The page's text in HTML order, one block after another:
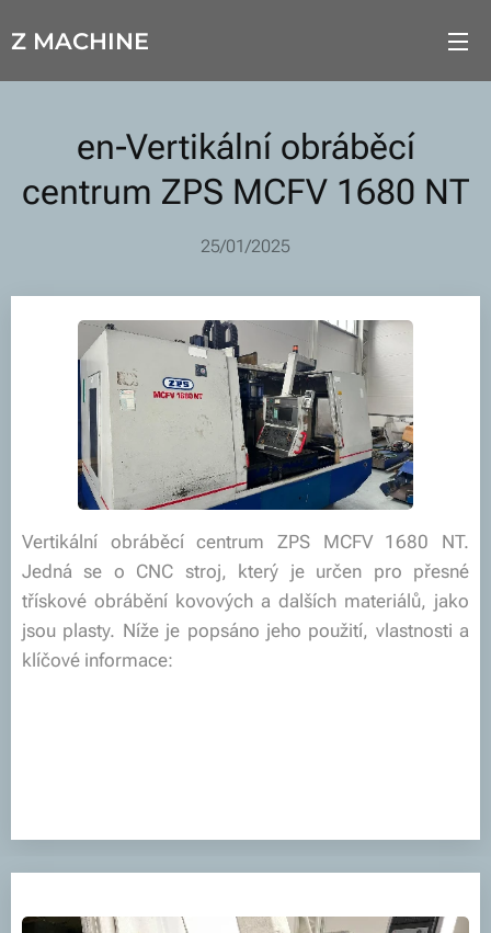
Z MACHINE
en-Vertikální obráběcí
centrum ZPS MCFV 1680 NT
25/01/2025
Vertikální obráběcí centrum ZPS MCFV 1680 NT.
Jedná se o CNC stroj, který je určen pro přesné
třískové obrábění kovových a dalších materiálů, jako
jsou plasty. Níže je popsáno jeho použití, vlastnosti a
klíčové informace: